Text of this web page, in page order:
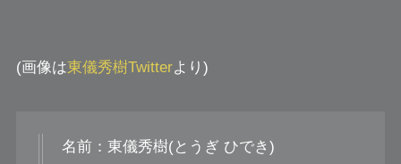
(画像は東儀秀樹Twitterより)
名前：東儀秀樹(とうぎ ひでき)